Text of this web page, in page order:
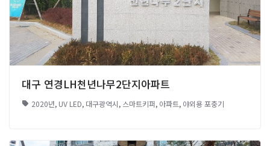
대구 연경LH천년나무2단지아파트
2020년, UV LED, 대구광역시, 스마트키퍼, 아파트, 야외용 포충기